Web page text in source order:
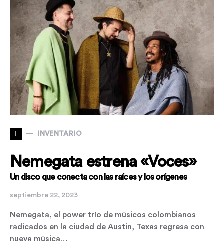
I INVENTARIO
Nemegata estrena «Voces»
Un disco que conecta con las raíces y los orígenes
septiembre 22, 2023
Nemegata, el power trío de músicos colombianos
radicados en la ciudad de Austin, Texas regresa con
nueva música…